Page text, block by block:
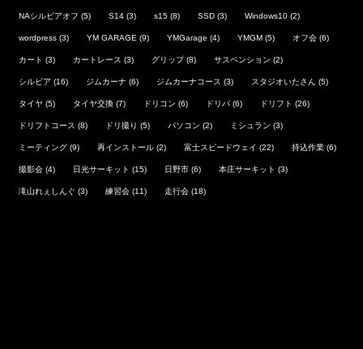
NAシルビアオフ (5) S14 (3) s15 (8) SSD (3) Windows10 (2)
wordpress (3) YM GARAGE (9) YMGarage (4) YMGM (5) オフ会 (6)
カート (3) カートレース (3) グリップ(8) サスペンション (2)
シルビア (16) ジムカーナ (6) ジムカーナコース (3) スタジオいたさん (5)
タイヤ (5) タイヤ交換 (7) ドリコン (6) ドリパ (6) ドリフト (26)
ドリフトコース (8) ドリ撮り (5) パソコン (2) ミシュラン (3)
ミーティング (9) 再インストール (2) 富士スピードウェイ (22) 持込作業 (6)
撮影会 (4) 日光サーキット (15) 日野市 (6) 本庄サーキット (3)
滝山れぇしんぐ (3) 練習会 (11) 走行会 (18)